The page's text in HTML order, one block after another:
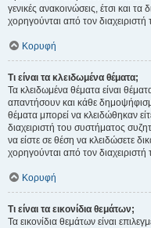
γενικές ανακοινώσεις, έτσι και
χορηγούνται από τον
Κορυφή
Τι είναι τα κλειδωμένα θέματα;
Τα κλειδωμένα θέματα είναι
απαντήσουν και κάθε
θέματα μπορεί να κλειδώθηκαν
διαχειριστή του συστήματος
να είστε σε θέση να κλειδώσετε
χορηγούνται από τον
Κορυφή
Τι είναι τα εικονίδια θεμάτων;
Τα εικονίδια θεμάτων είναι